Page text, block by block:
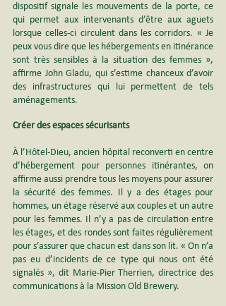
dispositif signale les mouvements de la porte, ce
qui permet aux intervenants d’être aux aguets
lorsque celles-ci circulent dans les corridors. « Je
peux vous dire que les hébergements en itinérance
sont très sensibles à la situation des femmes »,
affirme John Gladu, qui s’estime chanceux d’avoir
des infrastructures qui lui permettent de tels
aménagements.
Créer des espaces sécurisants
À l’Hôtel-Dieu, ancien hôpital reconverti en centre
d’hébergement pour personnes itinérantes, on
affirme aussi prendre tous les moyens pour assurer
la sécurité des femmes. Il y a des étages pour
hommes, un étage réservé aux couples et un autre
pour les femmes. Il n’y a pas de circulation entre
les étages, et des rondes sont faites régulièrement
pour s’assurer que chacun est dans son lit. « On n’a
pas eu d’incidents de ce type qui nous ont été
signalés », dit Marie-Pier Therrien, directrice des
communications à la Mission Old Brewery.